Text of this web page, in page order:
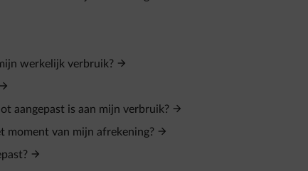
werkelijk verbruik?
aangepast is aan mijn verbruik?
moment van mijn afrekening?